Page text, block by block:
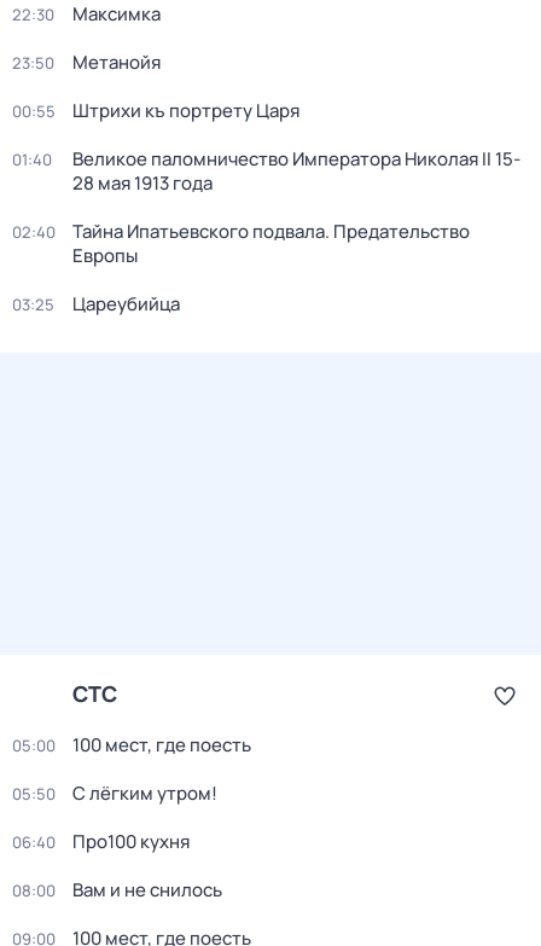
22:30 Максимка
23:50 Метанойя
00:55 Штрихи къ портрету Царя
01:40
Великое паломничество Императора Николая II 15-
28 мая 1913 года
02:40
Тайна Ипатьевского подвала. Предательство
Европы
03:25 Цареубийца
СТС
05:00 100 мест, гдe поеcть
05:50 С лёгким утром!
06:40 Про100 кухня
08:00 Вам и не снилось
09:00 100 мест, гдe поеcть